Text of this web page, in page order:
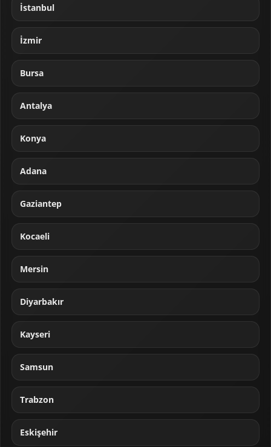
İstanbul
İzmir
Bursa
Antalya
Konya
Adana
Gaziantep
Kocaeli
Mersin
Diyarbakır
Kayseri
Samsun
Trabzon
Eskişehir